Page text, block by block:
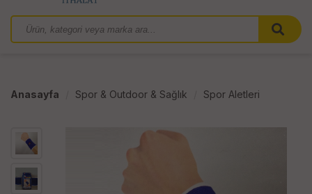
Anasayfa Spor & Outdoor & Sağlık Spor Aletleri